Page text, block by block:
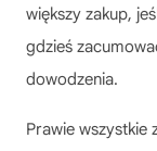
większy zakup,
gdzieś
dowodzenia.
Prawie wszystkie